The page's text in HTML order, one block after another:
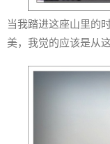
当我踏进这座山里的
美，我觉的应该是从这